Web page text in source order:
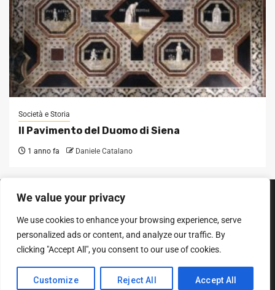
We value your privacy
We use cookies to enhance your browsing experience, serve
personalized ads or content, and analyze our traffic. By
clicking "Accept All", you consent to our use of cookies.
Customize Reject All Accept All
Società e Storia
Il Pavimento del Duomo di Siena
1 anno fa Daniele Catalano
SEGUICI SUI SOCIAL
Facebook
Instagram
YouTube
Diritto d'autore © Tutti i diritti riservati. Newsphereentro AF